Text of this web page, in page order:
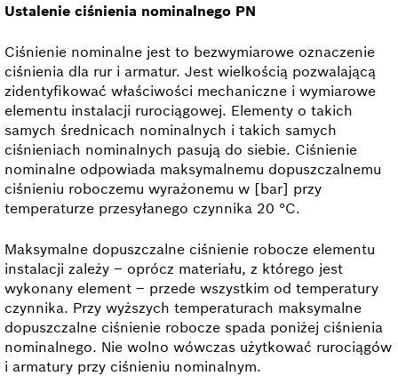
Ustalenie ciśnienia nominalnego PN
Ciśnienie nominalne jest to bezwymiarowe oznaczenie
ciśnienia dla rur i armatur. Jest wielkością pozwalającą
zidentyfikować właściwości mechaniczne i wymiarowe
elementu instalacji rurociągowej. Elementy o takich
samych średnicach nominalnych i takich samych
ciśnieniach nominalnych pasują do siebie. Ciśnienie
nominalne odpowiada maksymalnemu dopuszczalnemu
ciśnieniu roboczemu wyrażonemu w [bar] przy
temperaturze przesyłanego czynnika 20 °C.
Maksymalne dopuszczalne ciśnienie robocze elementu
instalacji zależy – oprócz materiału, z którego jest
wykonany element – przede wszystkim od temperatury
czynnika. Przy wyższych temperaturach maksymalne
dopuszczalne ciśnienie robocze spada poniżej ciśnienia
nominalnego. Nie wolno wówczas użytkować rurociągów
i armatury przy ciśnieniu nominalnym.